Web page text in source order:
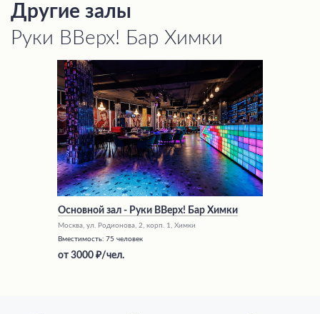
Другие залы
Руки ВВерх! Бар Химки
Основной зал - Руки ВВерх! Бар Химки
Москва, ул. Родионова, 2, корп. 1, Химки
Вместимость: 75 человек
от 3000 /чел.